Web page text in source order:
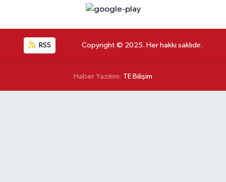
RSS Copyright © 2025. Her hakkı saklıdır.
Haber Yazılımı: TE Bilişim